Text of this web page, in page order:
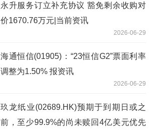
永升服务订立补充协议 豁免剩余收购对
价1670.76万元|当前资讯
2026-06-29
海通恒信(01905)：“23恒信G2”票面利率
调整为1.50% 报资讯
2026-06-29
玖龙纸业(02689.HK)预期于到期日或之
前，至少99.9%的尚未赎回4亿美元优先